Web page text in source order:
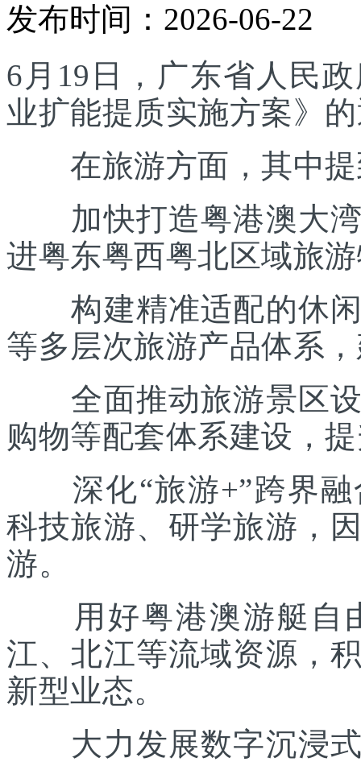
发布时间：2026-06-22
6月19日，广东省人民
业扩能提质实施方案》
在旅游方面，其中提
加快打造粤港澳大湾
进粤东粤西粤北区域旅
构建精准适配的休闲
等多层次旅游产品体系
全面推动旅游景区设
购物等配套体系建设，
深化“旅游+”跨界融
科技旅游、研学旅游，
游。
用好粤港澳游艇自
江、北江等流域资源，
新型业态。
大力发展数字沉浸式